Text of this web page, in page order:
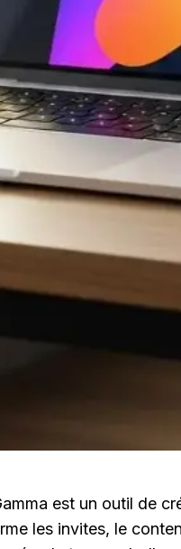
est un outil de
les invites, le